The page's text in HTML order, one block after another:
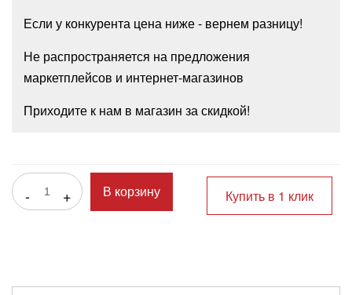
Если у конкурента цена ниже - вернем разницу!
Не распространяется на предложения
маркетплейсов и интернет-магазинов
Приходите к нам в магазин за скидкой!
- + В корзину Купить в 1 клик